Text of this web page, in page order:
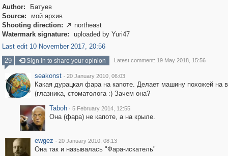
Author:
Батуев
Source:
мой архив
Shooting direction:  northeast
Watermark signature:
uploaded by Yuri47
Last edit 10 November 2017, 20:56
29
Sign in to share your opinion Latest comment: 19 May 2018, 15:56
seakonst · 20 January 2010, 06:03
Какая дурацкая фара на капоте. Делает машину похожей на
(глазника, стоматолога :) Зачем она?
Taboh · 5 February 2014, 12:55
Она (фара) не капоте, а на крыле.
ewgez · 20 January 2010, 08:13
Она так и называлась "Фара-искатель"